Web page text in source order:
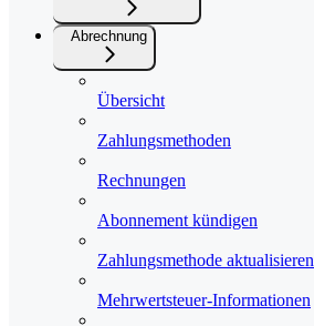
Abrechnung
Übersicht
Zahlungsmethoden
Rechnungen
Abonnement kündigen
Zahlungsmethode aktualisieren
Mehrwertsteuer-Informationen